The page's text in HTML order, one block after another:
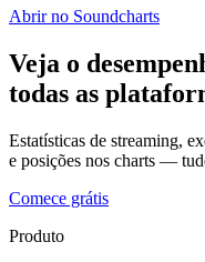
Abrir no Soundcharts
Veja o
todas as
Estatísticas de streaming,
e posições nos charts —
Comece grátis
Produto